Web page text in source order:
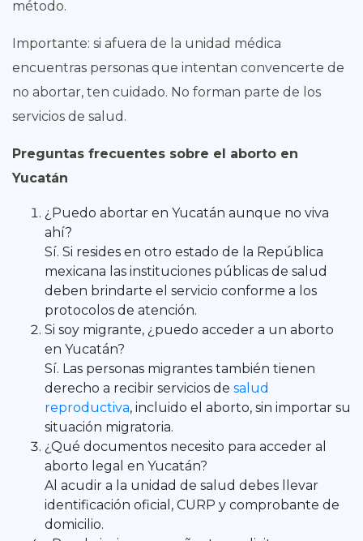
método.
Importante: si afuera de la unidad médica
encuentras personas que intentan convencerte de
no abortar, ten cuidado. No forman parte de los
servicios de salud.
Preguntas frecuentes sobre el aborto en
Yucatán
¿Puedo abortar en Yucatán aunque no viva
ahí?
Sí. Si resides en otro estado de la República
mexicana las instituciones públicas de salud
deben brindarte el servicio conforme a los
protocolos de atención.
Si soy migrante, ¿puedo acceder a un aborto
en Yucatán?
Sí. Las personas migrantes también tienen
derecho a recibir servicios de salud
reproductiva, incluido el aborto, sin importar su
situación migratoria.
¿Qué documentos necesito para acceder al
aborto legal en Yucatán?
Al acudir a la unidad de salud debes llevar
identificación oficial, CURP y comprobante de
domicilio.